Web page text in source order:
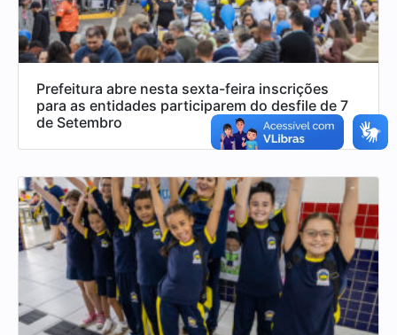
Prefeitura abre nesta sexta-feira inscrições
para as entidades participarem do desfile de 7
de Setembro